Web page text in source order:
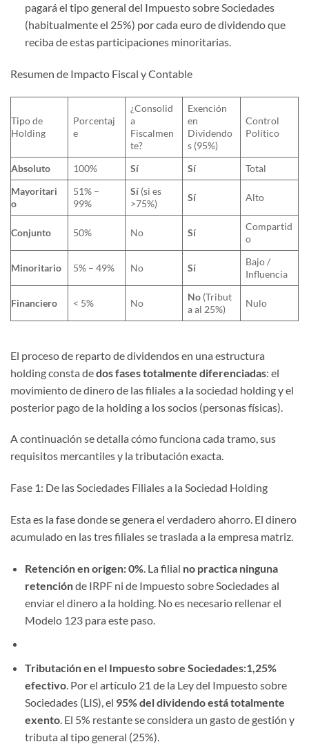
pagará el tipo general del Impuesto sobre Sociedades
(habitualmente el 25%) por cada euro de dividendo que
reciba de estas participaciones minoritarias.
Resumen de Impacto Fiscal y Contable
Tipo de
Holding
Porcentaj
e
¿Consolid
a
Fiscalmen
te?
Exención
en
Dividendo
s (95%)
Control
Político
Absoluto 100% Sí Sí
Total
Mayoritari
o
51% –
99%
Sí (si es
>75%)
Sí Alto
Conjunto 50% No Sí
Compartid
o
Minoritario 5% – 49% No Sí
Bajo /
Influencia
Financiero < 5% No
No (Tribut
a al 25%)
Nulo
El proceso de reparto de dividendos en una estructura
holding consta dedos fases totalmente diferenciadas: el
movimiento de dinero de las filiales a la sociedad holding y el
posterior pago de la holding a los socios (personas físicas).
A continuación se detalla cómo funciona cada tramo, sus
requisitos mercantiles y la tributación exacta.
Fase 1: De las Sociedades Filiales a la Sociedad Holding
Esta es la fase donde se genera el verdadero ahorro. El dinero
acumulado en las tres filiales se traslada a la empresa matriz.
Retención en origen:0%. La filial no practica ninguna
retenciónde IRPF ni de Impuesto sobre Sociedades al
enviar el dinero a la holding. No es necesario rellenar el
Modelo 123 para este paso.
Tributación en el Impuesto sobre Sociedades:1,25%
efectivo. Por el artículo 21 de la Ley del Impuesto sobre
Sociedades (LIS), el 95% del dividendo está totalmente
exento. El 5% restante se considera un gasto de gestión y
tributa al tipo general (25%).